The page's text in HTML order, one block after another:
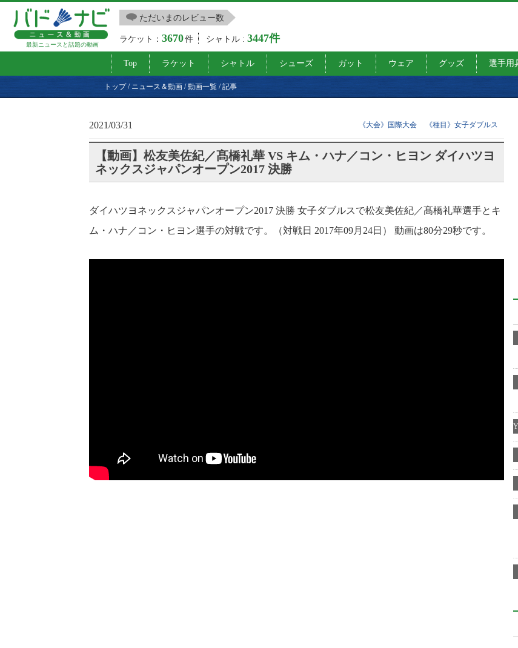
最新ニュースと話題の動画
ただいまのレビュー数
ラケット：3670件 シャトル :3447件
Top ラケット シャトル シューズ ガット ウェア グッズ 選手用
トップ/ ニュース＆動画 /動画一覧 /記事
2021/03/31 《大会》国際大会 《種目》女子ダブルス
【動画】松友美佐紀／髙橋礼華 VS キム・ハナ／コン・ヒヨン ダイハツヨ
ネックスジャパンオープン2017 決勝
ダイハツヨネックスジャパンオープン2017 決勝 女子ダブルスで松友美佐紀／髙橋礼華選手とキ
ム・ハナ／コン・ヒヨン選手の対戦です。（対戦日 2017年09月24日） 動画は80分29秒です。